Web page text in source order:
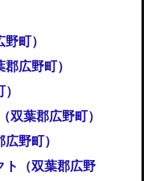
町）
広野町）
双葉郡広野町）
野町）
ト（双葉郡広野